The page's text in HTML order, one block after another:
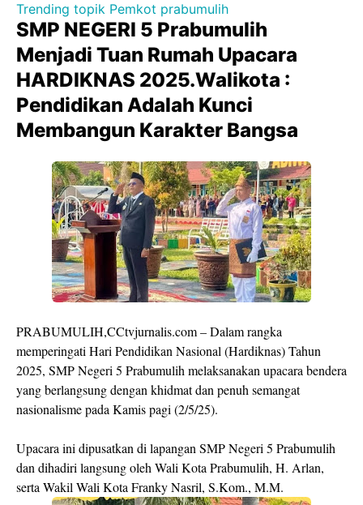
Trending topik Pemkot prabumulih
SMP NEGERI 5 Prabumulih
Menjadi Tuan Rumah Upacara
HARDIKNAS 2025.Walikota :
Pendidikan Adalah Kunci
Membangun Karakter Bangsa
PRABUMULIH,CCtvjurnalis.com – Dalam rangka
memperingati Hari Pendidikan Nasional (Hardiknas) Tahun
2025, SMP Negeri 5 Prabumulih melaksanakan upacara bendera
yang berlangsung dengan khidmat dan penuh semangat
nasionalisme pada Kamis pagi (2/5/25).
Upacara ini dipusatkan di lapangan SMP Negeri 5 Prabumulih
dan dihadiri langsung oleh Wali Kota Prabumulih, H. Arlan,
serta Wakil Wali Kota Franky Nasril, S.Kom., M.M.